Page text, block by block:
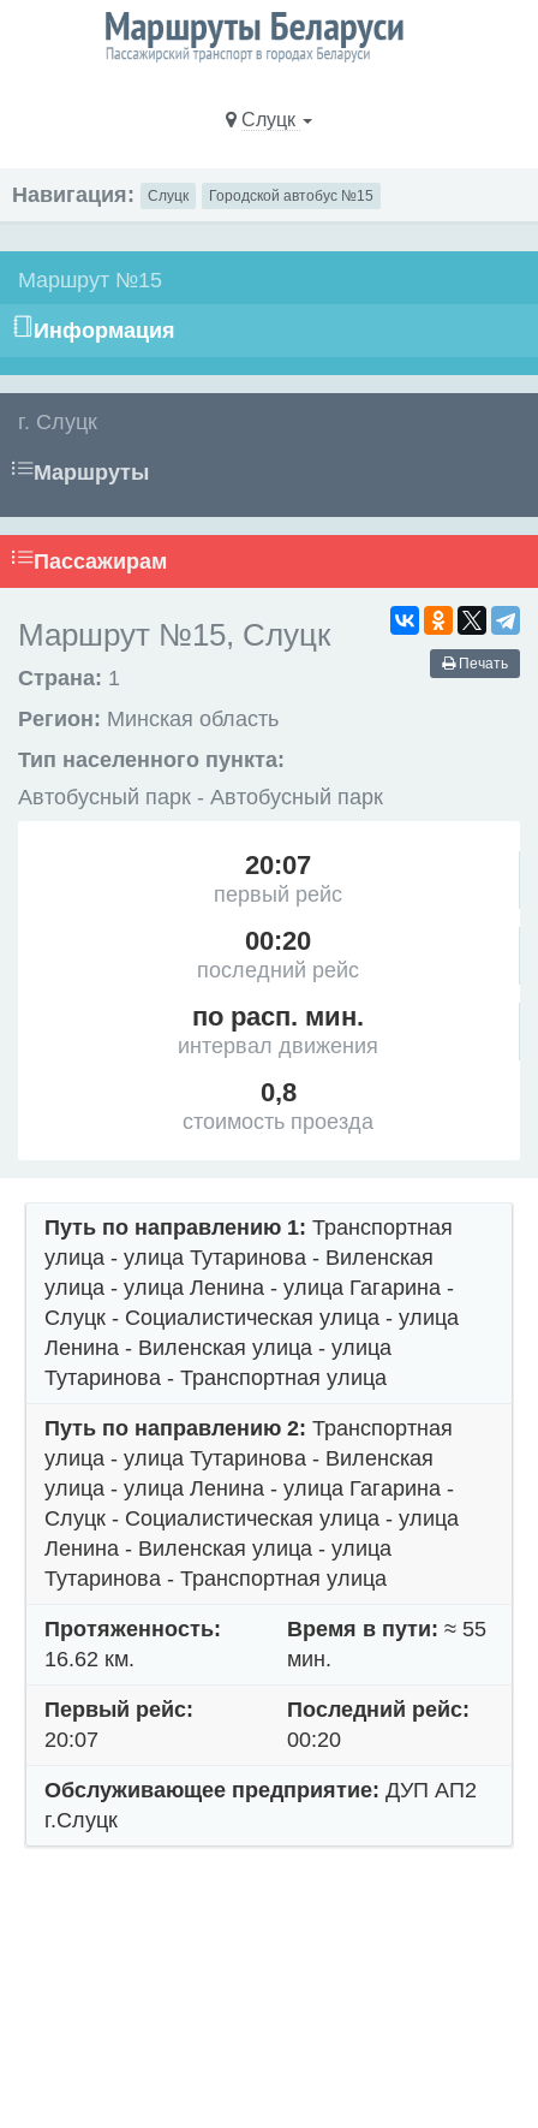
Слуцк
Навигация: Слуцк Городской автобус №15
Маршрут №15
Информация
г. Слуцк
Маршруты
Пассажирам
Печать
Маршрут №15, Слуцк
Страна: 1
Регион: Минская область
Тип населенного пункта:
Автобусный парк - Автобусный парк
20:07
первый рейс
00:20
последний рейс
по расп. мин.
интервал движения
0,8
стоимость проезда
Путь по направлению 1: Транспортная
улица - улица Тутаринова - Виленская
улица - улица Ленина - улица Гагарина -
Слуцк - Социалистическая улица - улица
Ленина - Виленская улица - улица
Тутаринова - Транспортная улица
Путь по направлению 2: Транспортная
улица - улица Тутаринова - Виленская
улица - улица Ленина - улица Гагарина -
Слуцк - Социалистическая улица - улица
Ленина - Виленская улица - улица
Тутаринова - Транспортная улица
Протяженность:
16.62 км.
Время в пути: ≈ 55
мин.
Первый рейс:
20:07
Последний рейс:
00:20
Обслуживающее предприятие: ДУП АП2
г.Слуцк